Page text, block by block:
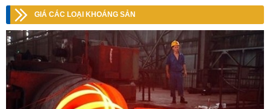
GIÁ CÁC LOẠI KHOÁNG SẢN